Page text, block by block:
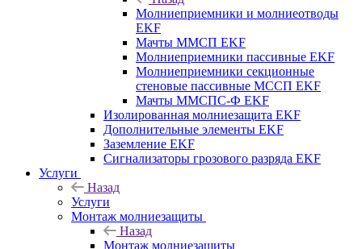
Молниеприемники и молниеотводы
EKF
Мачты ММСП EKF
Молниеприемники пассивные EKF
Молниеприемники секционные
стеновые пассивные МССП EKF
Мачты ММСПС-Ф EKF
Изолированная молниезащита EKF
Дополнительные элементы EKF
Заземление EKF
Сигнализаторы грозового разряда EKF
Услуги
Назад
Услуги
Монтаж молниезащиты
Назад
Монтаж молниезащиты